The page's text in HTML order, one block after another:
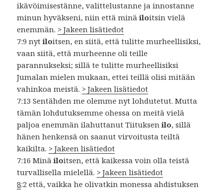
ikävöimisestänne, valittelustanne ja innostanne
minun hyväkseni, niin että minäiloitsin vielä
enemmän. > Jakeen lisätiedot
7:9 nytiloitsen, en siitä, että tulitte murheellisiksi,
vaan siitä, että murheenne oli teille
parannukseksi; sillä te tulitte murheellisiksi
Jumalan mielen mukaan, ettei teillä olisi mitään
vahinkoa meistä. > Jakeen lisätiedot
7:13 Sentähden me olemme nyt lohdutetut. Mutta
tämän lohdutuksemme ohessa on meitä vielä
paljoa enemmän ilahuttanut Tiituksenilo, sillä
hänen henkensä on saanut virvoitusta teiltä
kaikilta. > Jakeen lisätiedot
7:16 Minäiloitsen, että kaikessa voin olla teistä
turvallisella mielellä. > Jakeen lisätiedot
8:2 että, vaikka he olivatkin monessa ahdistuksen